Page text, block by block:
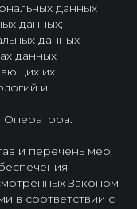
данных
данных;
данных -
данных
их
и
Оператора.
и перечень мер,
Законом
в соответствии с